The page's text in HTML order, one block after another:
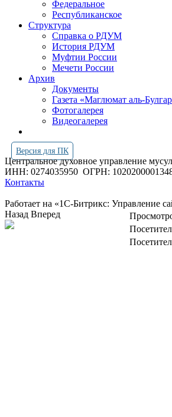
Федеральное
Республиканское
Структура
Справка о РДУМ
История РДУМ
Муфтии России
Мечети России
Архив
Документы
Газета «Маглюмат аль-
Фотогалерея
Видеогалерея
Версия для ПК
Центральное духовное управление
ИНН: 0274035950 ОГРН:
Контакты
Работает на «1С-Битрикс: Управление
Назад Вперед